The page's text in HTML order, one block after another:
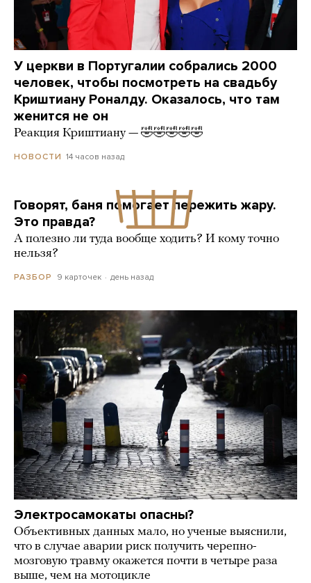
У церкви в Португалии собрались 2000
человек, чтобы посмотреть на свадьбу
Криштиану Роналду. Оказалось, что там
женится не он
Реакция Криштиану — 🤣🤣🤣🤣🤣
НОВОСТИ 14 часов назад
Говорят, баня помогает пережить жару.
Это правда?
А полезно ли туда вообще ходить? И кому точно
нельзя?
РАЗБОР 9 карточек день назад
Электросамокаты опасны?
Объективных данных мало, но ученые выяснили,
что в случае аварии риск получить черепно-
мозговую травму окажется почти в четыре раза
выше, чем на мотоцикле